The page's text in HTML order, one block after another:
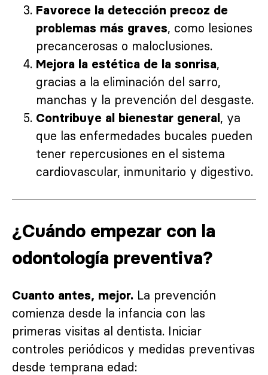
Favorece la detección precoz de
problemas más graves, como lesiones
precancerosas o maloclusiones.
Mejora la estética de la sonrisa,
gracias a la eliminación del sarro,
manchas y la prevención del desgaste.
Contribuye al bienestar general, ya
que las enfermedades bucales pueden
tener repercusiones en el sistema
cardiovascular, inmunitario y digestivo.
¿Cuándo empezar con la
odontología preventiva?
Cuanto antes, mejor. La prevención
comienza desde la infancia con las
primeras visitas al dentista. Iniciar
controles periódicos y medidas preventivas
desde temprana edad: